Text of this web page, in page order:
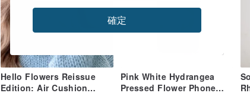
Hello Flowers Reissue
Edition: Air Cushion
Pink White Hydrangea
Pressed Flower Phone
確定